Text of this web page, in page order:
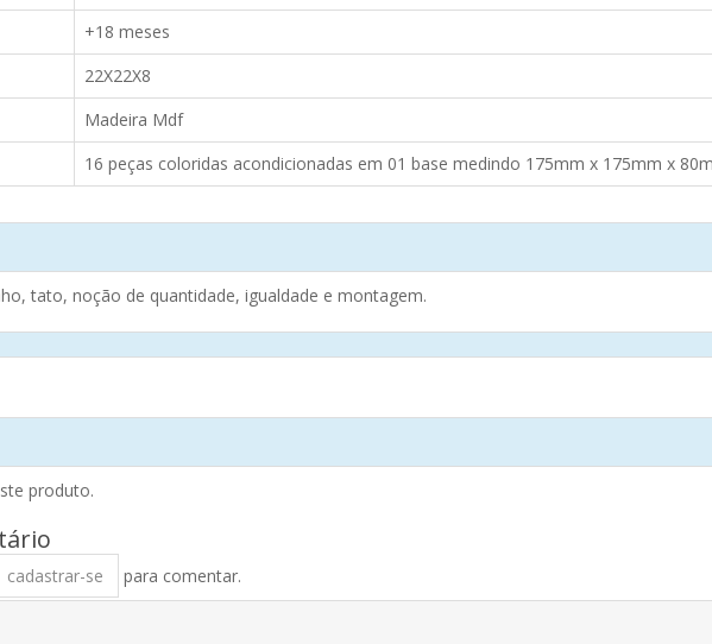
+18 meses
22X22X8
Madeira Mdf
16 peças coloridas acondicionadas em 01 base medindo 175mm x 175mm x
tato, noção de quantidade, igualdade e montagem.
produto.
cadastrar-se para comentar.